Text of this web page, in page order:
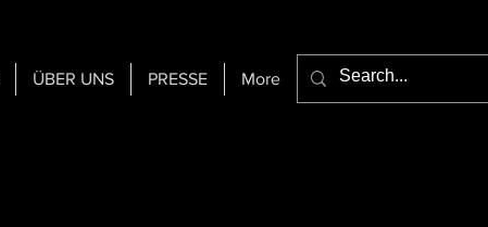
ÜBER UNS PRESSE More